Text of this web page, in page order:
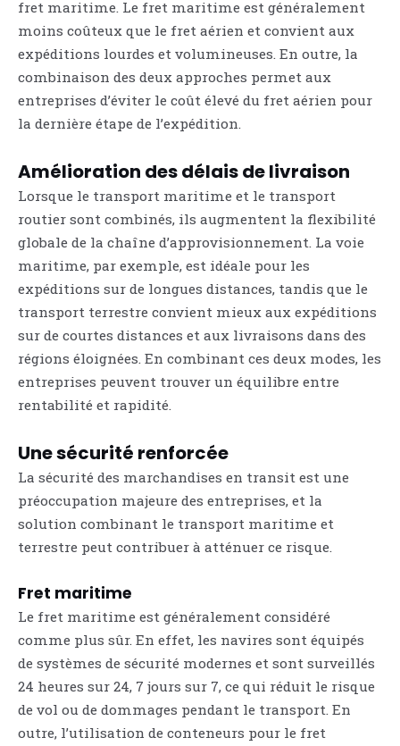
fret maritime. Le fret maritime est généralement
moins coûteux que le fret aérien et convient aux
expéditions lourdes et volumineuses. En outre, la
combinaison des deux approches permet aux
entreprises d’éviter le coût élevé du fret aérien pour
la dernière étape de l’expédition.
Amélioration des délais de livraison
Lorsque le transport maritime et le transport
routier sont combinés, ils augmentent la flexibilité
globale de la chaîne d’approvisionnement. La voie
maritime, par exemple, est idéale pour les
expéditions sur de longues distances, tandis que le
transport terrestre convient mieux aux expéditions
sur de courtes distances et aux livraisons dans des
régions éloignées. En combinant ces deux modes, les
entreprises peuvent trouver un équilibre entre
rentabilité et rapidité.
Une sécurité renforcée
La sécurité des marchandises en transit est une
préoccupation majeure des entreprises, et la
solution combinant le transport maritime et
terrestre peut contribuer à atténuer ce risque.
Fret maritime
Le fret maritime est généralement considéré
comme plus sûr. En effet, les navires sont équipés
de systèmes de sécurité modernes et sont surveillés
24 heures sur 24, 7 jours sur 7, ce qui réduit le risque
de vol ou de dommages pendant le transport. En
outre, l’utilisation de conteneurs pour le fret